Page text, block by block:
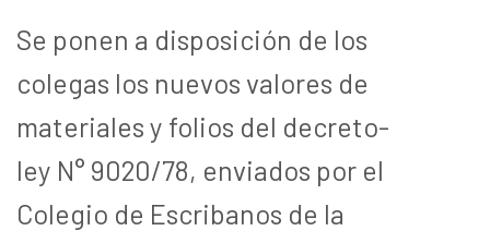
Se ponen a disposición de los
colegas los nuevos valores de
materiales y folios del decreto-
ley N° 9020/78, enviados por el
Colegio de Escribanos de la